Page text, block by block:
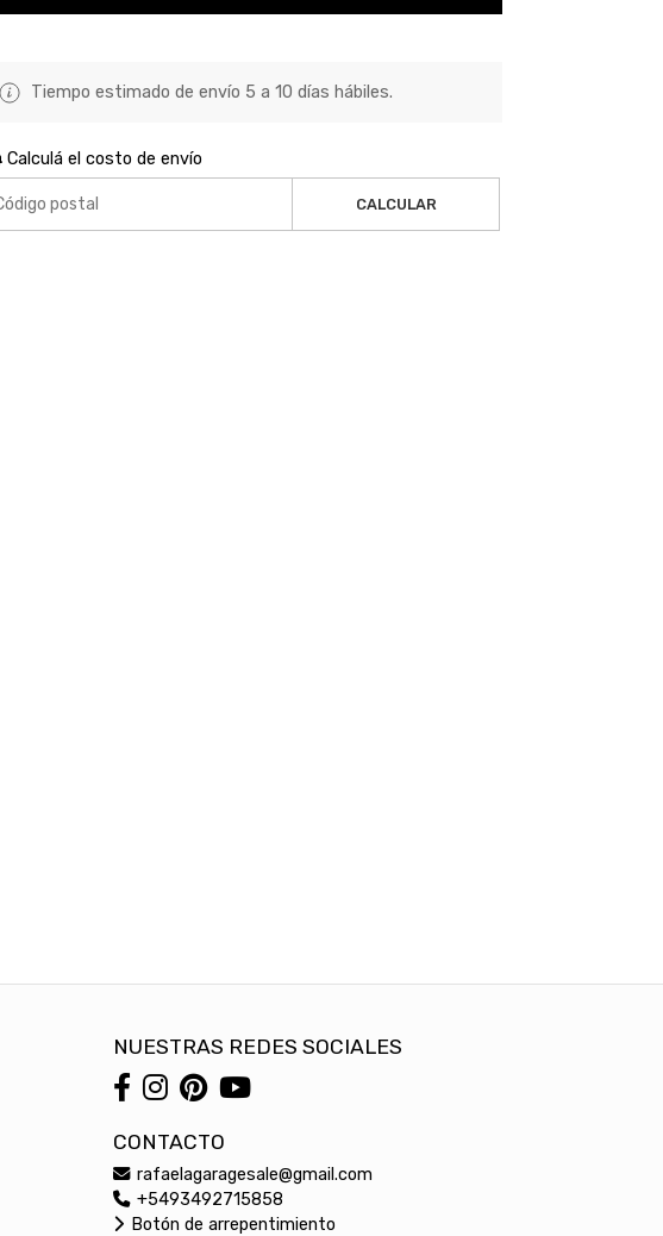
Tiempo estimado de envío 5 a 10 días hábiles.
Calculá el costo de envío
CALCULAR
NUESTRAS REDES SOCIALES
CONTACTO
rafaelagaragesale@gmail.com
+5493492715858
Botón de arrepentimiento